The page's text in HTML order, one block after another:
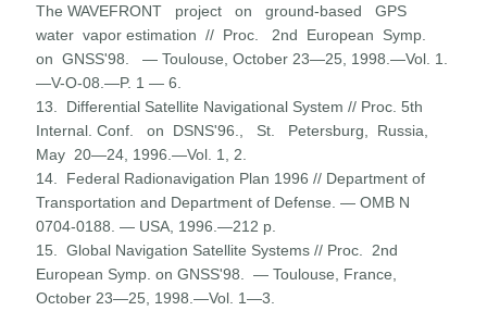
The WAVEFRONT project on ground-based GPS
water vapor estimation // Proc. 2nd European Symp.
on GNSS'98. — Toulouse, October 23—25, 1998.—Vol. 1.
—V-O-08.—P. 1 — 6.
13. Differential Satellite Navigational System // Proc. 5th
Internal. Conf. on DSNS'96., St. Petersburg, Russia,
May 20—24, 1996.—Vol. 1, 2.
14. Federal Radionavigation Plan 1996 // Department of
Transpor­tation and Department of Defense. — OMB N
0704-0188. — USA, 1996.—212 p.
15. Global Navigation Satellite Systems // Proc. 2nd
European Symp. on GNSS'98. — Toulouse, France,
October 23—25, 1998.—Vol. 1—3.